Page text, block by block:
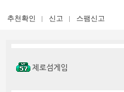
추천확인 신고 스팸신고
제로섬게임